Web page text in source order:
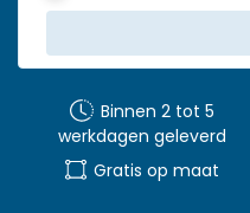
Accessoires
Binnen 2 tot 5
werkdagen geleverd
Gratis op maat